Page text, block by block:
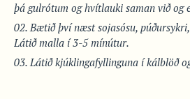
þá gulrótum og hvítlauki saman við og
Bætið því næst sojasósu,
Látið malla í 3-5 mínútur.
Látið kjúklingafyllinguna í kálblöð